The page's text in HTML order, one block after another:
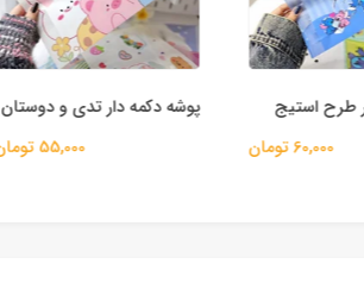
طرح استیج
60,000 تومان
پوشه دکمه دار تدی و دوستان
55,000 تومان